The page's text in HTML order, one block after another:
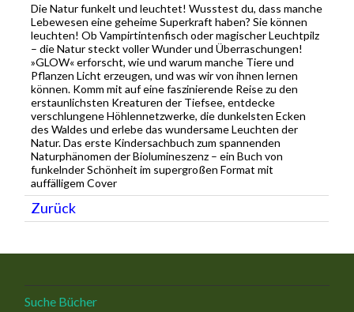
Die Natur funkelt und leuchtet! Wusstest du, dass manche
Lebewesen eine geheime Superkraft haben? Sie können
leuchten! Ob Vampirtintenfisch oder magischer Leuchtpilz
– die Natur steckt voller Wunder und Überraschungen!
»GLOW« erforscht, wie und warum manche Tiere und
Pflanzen Licht erzeugen, und was wir von ihnen lernen
können. Komm mit auf eine faszinierende Reise zu den
erstaunlichsten Kreaturen der Tiefsee, entdecke
verschlungene Höhlennetzwerke, die dunkelsten Ecken
des Waldes und erlebe das wundersame Leuchten der
Natur. Das erste Kindersachbuch zum spannenden
Naturphänomen der Biolumineszenz – ein Buch von
funkelnder Schönheit im supergroßen Format mit
auffälligem Cover
Zurück
Suche Bücher